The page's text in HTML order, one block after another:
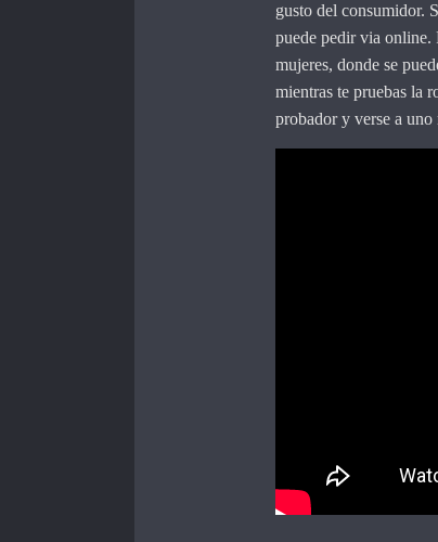
gusto del consumidor.
puede pedir via online.
mujeres, donde se
mientras te pruebas la
probador y verse a uno